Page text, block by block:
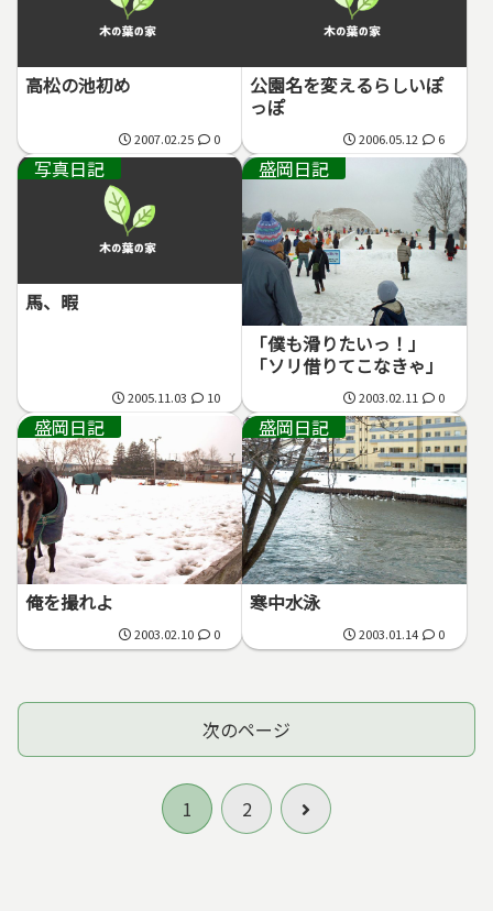
高松の池初め
2007.02.25 0
公園名を変えるらしいぽ
っぽ
2006.05.12 6
写真日記
馬、暇
2005.11.03 10
盛岡日記
「僕も滑りたいっ！」
「ソリ借りてこなきゃ」
2003.02.11 0
盛岡日記
俺を撮れよ
2003.02.10 0
盛岡日記
寒中水泳
2003.01.14 0
次のページ
1 2
次